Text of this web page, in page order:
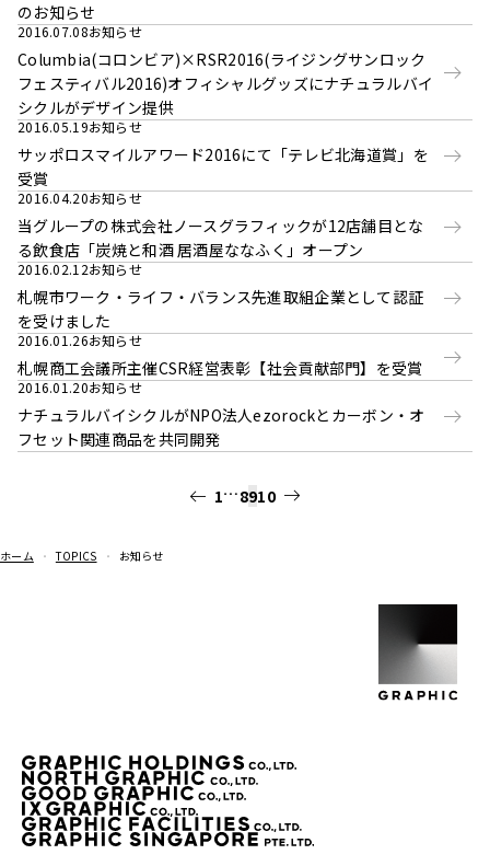
のお知らせ
2016.07.08お知らせ
Columbia(コロンビア)×RSR2016(ライジングサンロック
フェスティバル2016)オフィシャルグッズにナチュラルバイ
シクルがデザイン提供
2016.05.19お知らせ
サッポロスマイルアワード2016にて「テレビ北海道賞」を
受賞
2016.04.20お知らせ
当グループの株式会社ノースグラフィックが12店舗目とな
る飲食店「炭焼と和酒 居酒屋ななふく」オープン
2016.02.12お知らせ
札幌市ワーク・ライフ・バランス先進取組企業として認証
を受けました
2016.01.26お知らせ
札幌商工会議所主催CSR経営表彰【社会貢献部門】を受賞
2016.01.20お知らせ
ナチュラルバイシクルがNPO法人ezorockとカーボン・オ
フセット関連商品を共同開発
1…8910
ホーム TOPICS お知らせ